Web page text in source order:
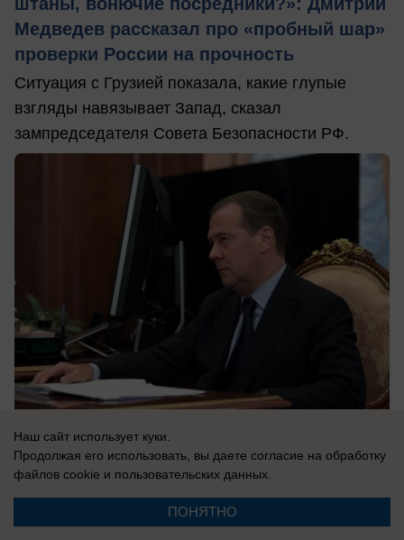
Медведев рассказал про «пробный шар»
проверки России на прочность
Ситуация с Грузией показала, какие глупые
взгляды навязывает Запад, сказал
зампредседателя Совета Безопасности РФ.
08.08.2026 0
Новости СМИ2
Наш сайт использует куки.
Продолжая его использовать, вы даете согласие на обработку
файлов cookie и пользовательских данных.
ПОНЯТНО